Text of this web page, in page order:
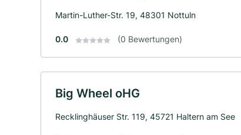
Martin-Luther-Str. 19, 48301 Nottuln
0.0 (0 Bewertungen)
Big Wheel oHG
Recklinghäuser Str. 119, 45721 Haltern am See